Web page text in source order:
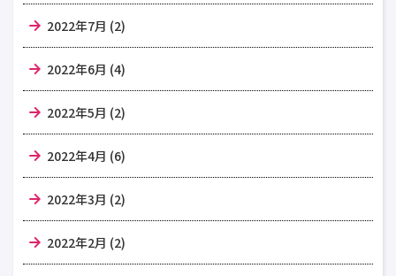
2022年7月 (2)
2022年6月 (4)
2022年5月 (2)
2022年4月 (6)
2022年3月 (2)
2022年2月 (2)